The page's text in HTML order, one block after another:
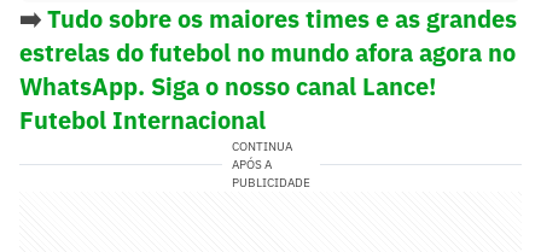
➡️Tudo sobre os maiores times e as grandes
estrelas do futebol no mundo afora agora no
WhatsApp. Siga o nosso canal Lance!
Futebol Internacional
CONTINUA
APÓS A
PUBLICIDADE